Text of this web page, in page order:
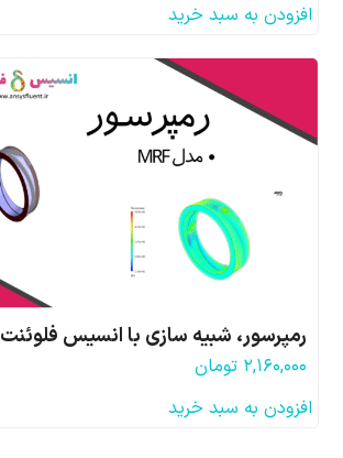
افزودن به سبد خرید
رمپرسور، شبیه سازی با انسیس فلوئنت
۲,۱۶۰,۰۰۰ تومان
افزودن به سبد خرید